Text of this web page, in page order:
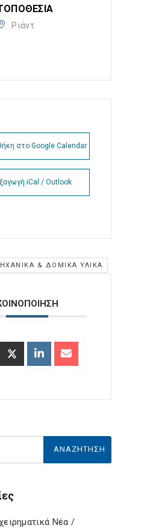
Ριάντ
στο Google Calendar
iCal / Outlook
& ΔΟΜΙΚΆ ΥΛΙΚΆ
Νέα /